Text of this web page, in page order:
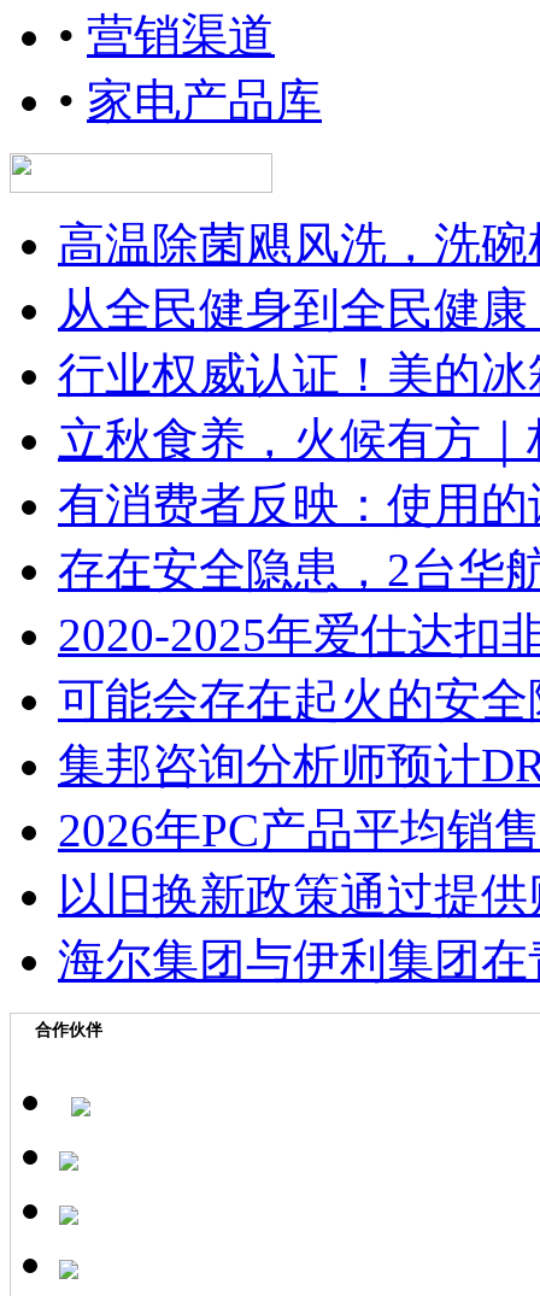
• 营销渠道
• 家电产品库
高温除菌飓风洗，洗
从全民健身到全民健
行业权威认证！美的
立秋食养，火候有方
有消费者反映：使用
存在安全隐患，2台华
2020-2025年爱仕达扣
可能会存在起火的安
集邦咨询分析师预计
2026年PC产品平均销
以旧换新政策通过提
海尔集团与伊利集团
合作伙伴